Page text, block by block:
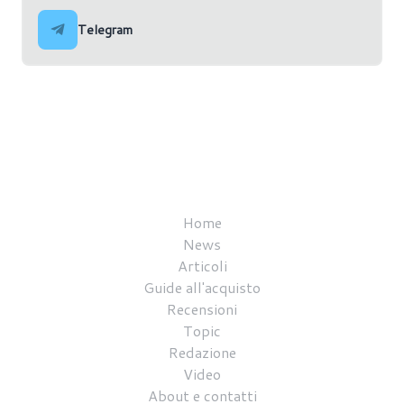
Telegram
Home
News
Articoli
Guide all'acquisto
Recensioni
Topic
Redazione
Video
About e contatti